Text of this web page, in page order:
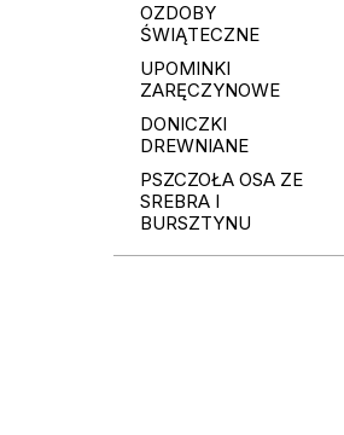
OZDOBY
ŚWIĄTECZNE
UPOMINKI
ZARĘCZYNOWE
DONICZKI
DREWNIANE
PSZCZOŁA OSA ZE
SREBRA I
BURSZTYNU